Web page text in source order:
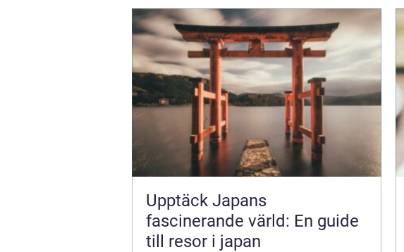
Upptäck Japans
fascinerande värld: En guide
till resor i japan